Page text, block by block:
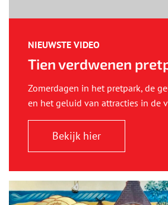
NIEUWSTE VIDEO
Tien verdwenen
Zomerdagen in het pretpark, de
en het geluid van attracties in de
Bekijk hier